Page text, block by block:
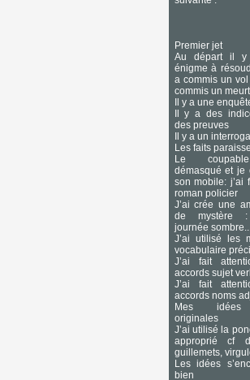
Premier jet
Au départ il
énigme à
a commis un
commis un
Il y a une
Il y a des
des preuves
Il y a un
Les faits
Le
démasqué et je
son mobile: j’ai
roman policier
J’ai crée une
de mystère
journée
J’ai utilisé les
vocabulaire
J’ai fait
accords sujet
J’ai fait
accords noms
Mes
originales
J’ai utilisé la
approprié cf
guillemets,
Les idées
bien